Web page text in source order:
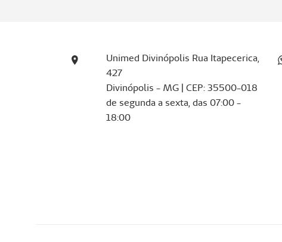
Unimed Divinópolis Rua Itapecerica,
427
Divinópolis - MG | CEP: 35500-018
de segunda a sexta, das 07:00 -
18:00